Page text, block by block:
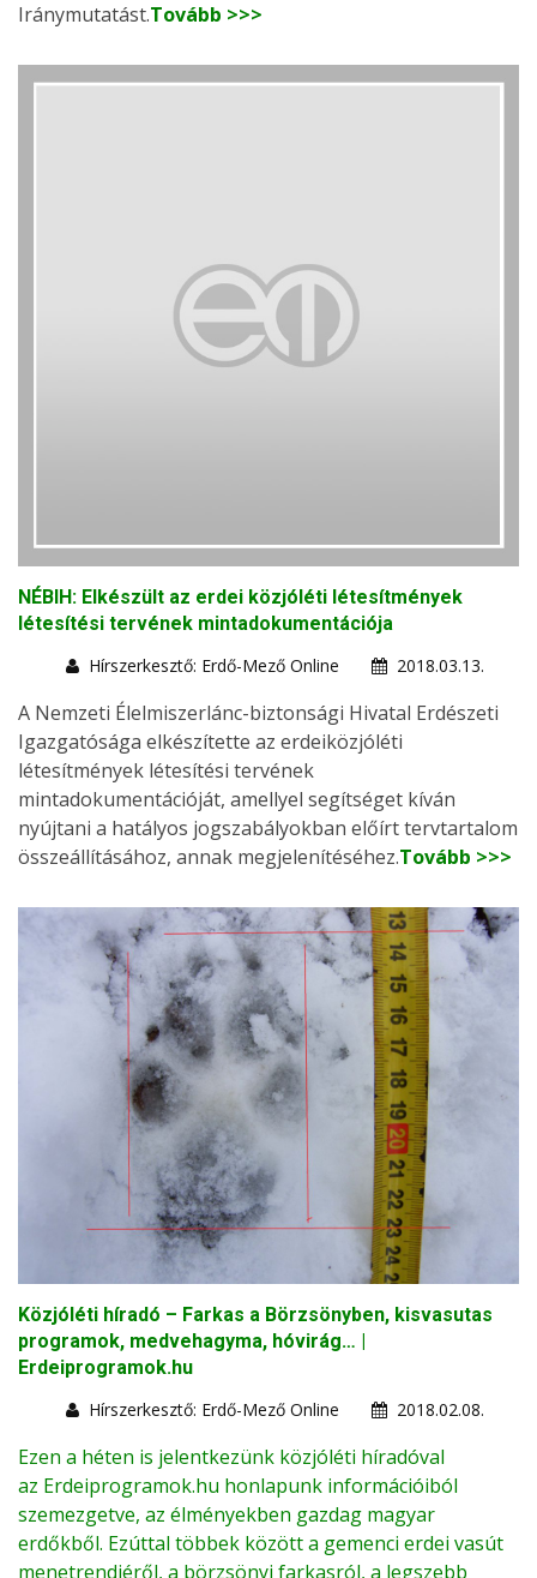
Iránymutatást.Tovább >>>
NÉBIH: Elkészült az erdei közjóléti létesítmények
létesítési tervének mintadokumentációja
Hírszerkesztő: Erdő-Mező Online
2018.03.13.
A Nemzeti Élelmiszerlánc-biztonsági Hivatal Erdészeti
Igazgatósága elkészítette az erdeiközjóléti
létesítmények létesítési tervének
mintadokumentációját, amellyel segítséget kíván
nyújtani a hatályos jogszabályokban előírt tervtartalom
összeállításához, annak megjelenítéséhez.Tovább >>>
Közjóléti híradó – Farkas a Börzsönyben, kisvasutas
programok, medvehagyma, hóvirág… |
Erdeiprogramok.hu
Hírszerkesztő: Erdő-Mező Online
2018.02.08.
Ezen a héten is jelentkezünk közjóléti híradóval
az Erdeiprogramok.hu honlapunk információiból
szemezgetve, az élményekben gazdag magyar
erdőkből. Ezúttal többek között a gemenci erdei vasút
menetrendjéről, a börzsönyi farkasról, a legszebb